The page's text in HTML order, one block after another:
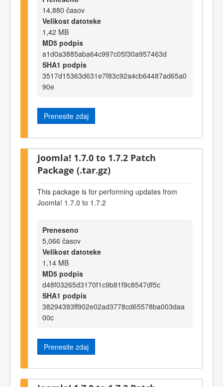
14,880 časov
Velikost datoteke
1,42 MB
MD5 podpis
a1d0a3885aba64c997c05f30a957463d
SHA1 podpis
3517d15363d631e7f83c92a4cb64487ad65a0
90e
Prenesite zdaj
Joomla! 1.7.0 to 1.7.2 Patch
Package (.tar.gz)
This package is for performing updates from
Joomla! 1.7.0 to 1.7.2
Preneseno
5,066 časov
Velikost datoteke
1,14 MB
MD5 podpis
d48f03265d3170f1c9b81f9c8547df5c
SHA1 podpis
38294393ff902e02ad3778cd65578ba003daa
00c
Prenesite zdaj